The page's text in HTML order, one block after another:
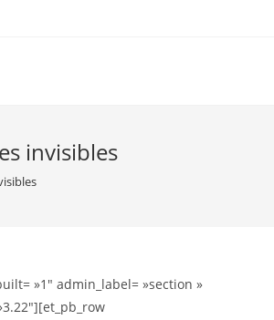
invisibles
»1″ admin_label= »section »